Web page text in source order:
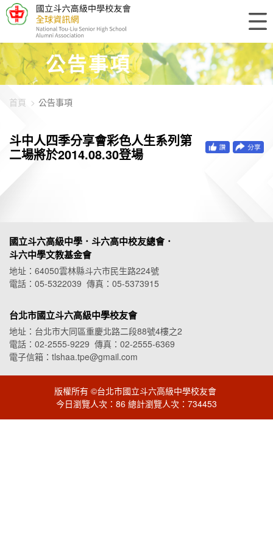
448-896
公告事項
首頁 公告事項
斗中人四季分享會彩色人生系列第
二場將於2014.08.30登場
國立斗六高級中學．斗六高中校友總會．
斗六中學文教基金會
地址：64050雲林縣斗六市民生路224號
電話：05-5322039 傳真：05-5373915
台北市國立斗六高級中學校友會
地址：台北市大同區重慶北路二段88號4樓之2
電話：02-2555-9229 傳真：02-2555-6369
電子信箱：tlshaa.tpe@gmail.com
版權所有 ©台北市國立斗六高級中學校友會
今日瀏覽人次：86 總計瀏覽人次：734453